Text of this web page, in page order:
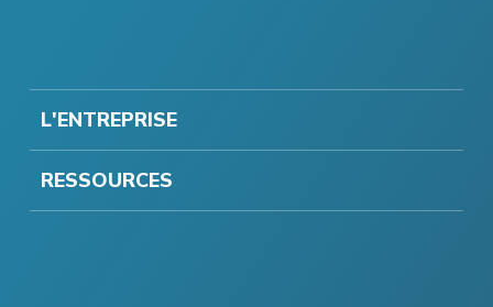
L'ENTREPRISE
RESSOURCES